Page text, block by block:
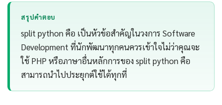
สรุปคำตอบ
split python คือ เป็นหัวข้อสำคัญในวงการ Software
Development ที่นักพัฒนาทุกคนควรเข้าใจไม่ว่าคุณจะ
ใช้ PHP หรือภาษาอื่นหลักการของ split python คือ
สามารถนำไปประยุกต์ใช้ได้ทุกที่